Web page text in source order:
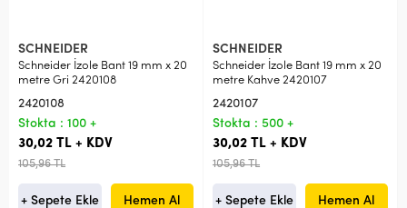
SCHNEIDER
Schneider İzole Bant 19 mm x 20
metre Gri 2420108
2420108
Stokta : 100 +
30,02 TL + KDV
105,96 TL
+ Sepete Ekle Hemen Al
SCHNEIDER
Schneider İzole Bant 19 mm x 20
metre Kahve 2420107
2420107
Stokta : 500 +
30,02 TL + KDV
105,96 TL
+ Sepete Ekle Hemen Al